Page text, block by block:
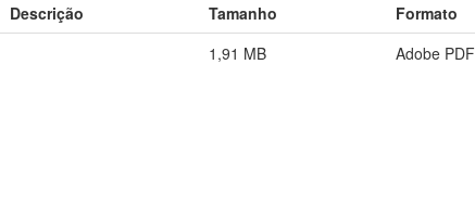
Descrição Tamanho
Formato
1,91 MB Adobe PDF